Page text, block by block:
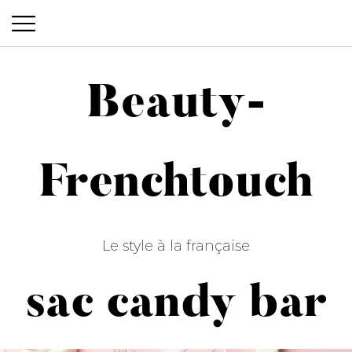
Beauty-Frenchtouch
Beauty-
Frenchtouch
Le style à la française
sac candy bar